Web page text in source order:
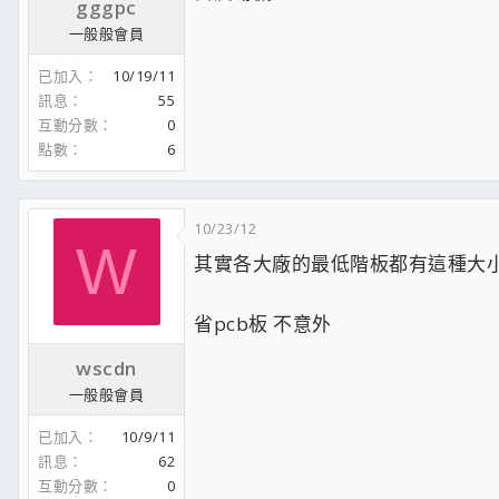
[/td]
[/tr]
gggpc
一般般會員
已加入
10/19/11
訊息
55
互動分數
0
點數
6
W
wscdn
一般般會員
已加入
10/9/11
訊息
62
互動分數
0
10/23/12
其實各大廠的最低階板都有這種大
省pcb板 不意外